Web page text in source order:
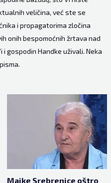
veličina, već ste se
i propagatorima zločina
onih bespomoćnih žrtava nad
gospodin Handke uživali. Neka
Majke Srebrenice oštro